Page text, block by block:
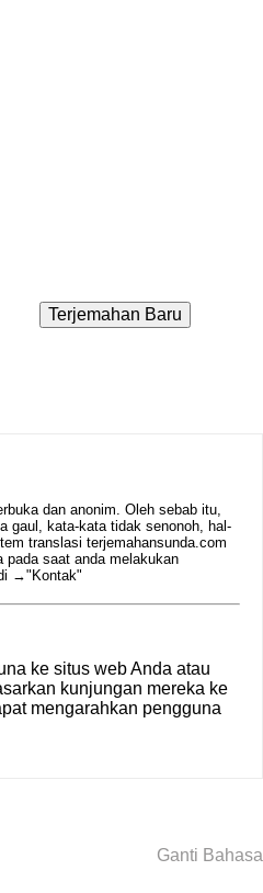
dan anonim. Oleh sebab itu,
gaul, kata-kata tidak senonoh, hal-
translasi terjemahansunda.com
pada saat anda melakukan
→"Kontak"
ke situs web Anda atau
kunjungan mereka ke
mengarahkan pengguna
Ganti Bahasa